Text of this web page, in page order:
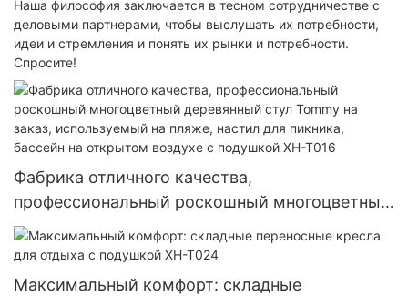
Наша философия заключается в тесном сотрудничестве с
деловыми партнерами, чтобы выслушать их потребности,
идеи и стремления и понять их рынки и потребности.
Спросите!
Фабрика отличного качества,
профессиональный роскошный многоцветный
деревянный стул Tommy на заказ,
используемый на пляже, настил для пикника,
бассейн на открытом воздухе с подушкой XH-
Максимальный комфорт: складные